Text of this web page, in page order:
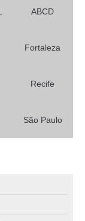
ABCD
Fortaleza
Recife
São Paulo